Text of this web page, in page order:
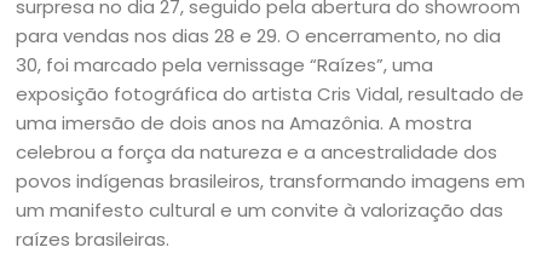
surpresa no dia 27, seguido pela abertura do showroom
para vendas nos dias 28 e 29. O encerramento, no dia
30, foi marcado pela vernissage “Raízes”, uma
exposição fotográfica do artista Cris Vidal, resultado de
uma imersão de dois anos na Amazônia. A mostra
celebrou a força da natureza e a ancestralidade dos
povos indígenas brasileiros, transformando imagens em
um manifesto cultural e um convite à valorização das
raízes brasileiras.